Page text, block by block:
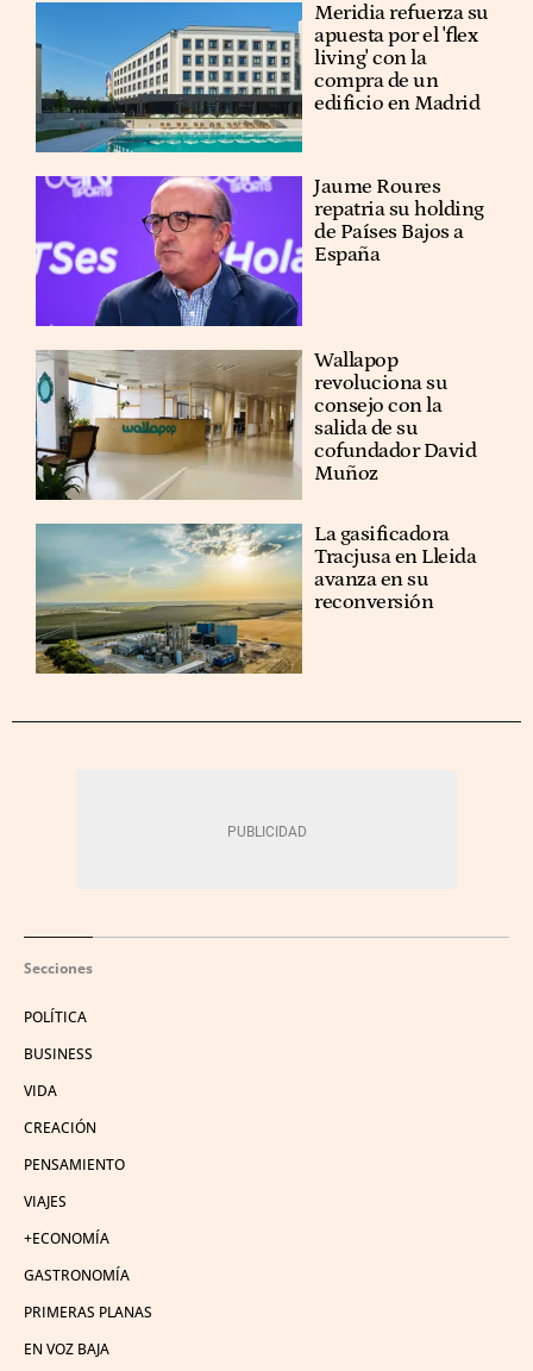
Meridia refuerza su
apuesta por el 'flex
living' con la
compra de un
edificio en Madrid
Jaume Roures
repatria su holding
de Países Bajos a
España
Wallapop
revoluciona su
consejo con la
salida de su
cofundador David
Muñoz
La gasificadora
Tracjusa en Lleida
avanza en su
reconversión
Secciones
POLÍTICA
BUSINESS
VIDA
CREACIÓN
PENSAMIENTO
VIAJES
+ECONOMÍA
GASTRONOMÍA
PRIMERAS PLANAS
EN VOZ BAJA